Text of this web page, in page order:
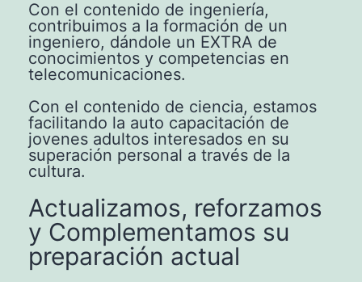
Con el contenido de ingeniería,
contribuimos a la formación de un
ingeniero, dándole un EXTRA de
conocimientos y competencias en
telecomunicaciones.
Con el contenido de ciencia, estamos
facilitando la auto capacitación de
jovenes adultos interesados en su
superación personal a través de la
cultura.
Actualizamos, reforzamos
y Complementamos su
preparación actual